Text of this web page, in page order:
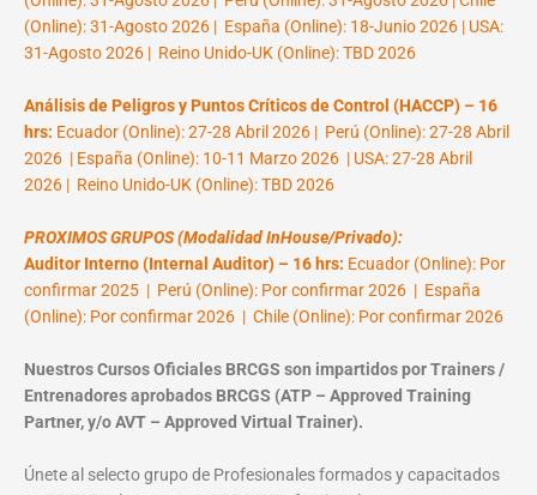
(Online): 31-Agosto 2026 | España (Online): 18-Junio 2026 | USA:
31-Agosto 2026 | Reino Unido-UK (Online): TBD 2026
Análisis de Peligros y Puntos Críticos de Control (HACCP) – 16
hrs: Ecuador (Online): 27-28 Abril 2026 | Perú (Online): 27-28 Abril
2026 | España (Online): 10-11 Marzo 2026 | USA: 27-28 Abril
2026 | Reino Unido-UK (Online): TBD 2026
PROXIMOS GRUPOS (Modalidad InHouse/Privado):
Auditor Interno (Internal Auditor) – 16 hrs: Ecuador (Online): Por
confirmar 2025 | Perú (Online): Por confirmar 2026 | España
(Online): Por confirmar 2026 | Chile (Online): Por confirmar 2026
Nuestros Cursos Oficiales BRCGS son impartidos por Trainers /
Entrenadores aprobados BRCGS (ATP – Approved Training
Partner, y/o AVT – Approved Virtual Trainer).
Únete al selecto grupo de Profesionales formados y capacitados